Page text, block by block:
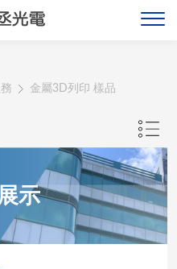
最新消息
產品展示
聯絡旭丞
金屬3D列印 樣品
示